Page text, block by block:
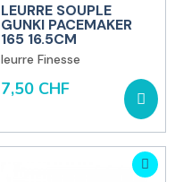
LEURRE SOUPLE
GUNKI PACEMAKER
165 16.5CM
leurre Finesse
7,50 CHF